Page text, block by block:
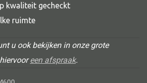
kwaliteit gecheckt
ruimte
u ook bekijken in onze grote
een afspraak.